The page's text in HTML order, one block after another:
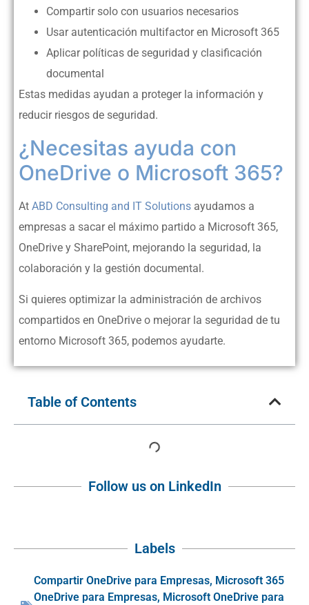
Compartir solo con usuarios necesarios
Usar autenticación multifactor en Microsoft 365
Aplicar políticas de seguridad y clasificación
documental
Estas medidas ayudan a proteger la información y
reducir riesgos de seguridad.
¿Necesitas ayuda con
OneDrive o Microsoft 365?
At ABD Consulting and IT Solutions ayudamos a
empresas a sacar el máximo partido a Microsoft 365,
OneDrive y SharePoint, mejorando la seguridad, la
colaboración y la gestión documental.
Si quieres optimizar la administración de archivos
compartidos en OneDrive o mejorar la seguridad de tu
entorno Microsoft 365, podemos ayudarte.
Table of Contents
Follow us on LinkedIn
Labels
Compartir OneDrive para Empresas, Microsoft 365
OneDrive para Empresas, Microsoft OneDrive para